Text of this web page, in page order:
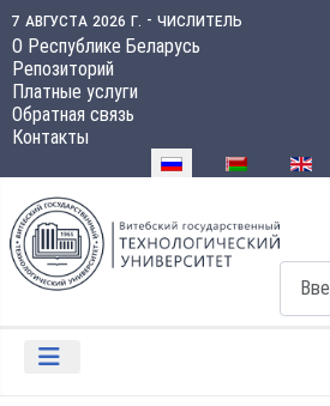
7 августа 2026 г. - числитель
О Республике Беларусь
Репозиторий
Платные услуги
Обратная связь
Контакты
Выберите язык